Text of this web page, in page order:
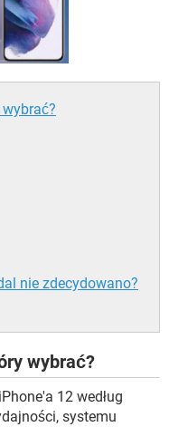
nie zdecydowano?
wybrać?
12 według
systemu